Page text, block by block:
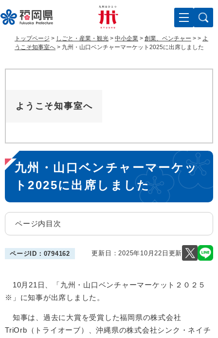
ー
ジ
ニ
ュ
トップページ > しごと・産業・観光 > 中小企業 > 創業、ベンチャー > > よ
うこそ知事室へ > 九州・山口ベンチャーマーケット2025に出席しました
ようこそ知事室へ
本
文
九州・山口ベンチャーマーケッ
ト2025に出席しました
ページ内目次
ページID：0794162 更新日：2025年10月22日更新
10月21日、「九州・山口ベンチャーマーケット２０２５
※」に知事が出席しました。
知事は、過去に大賞を受賞した福岡県の株式会社
TriOrb（トライオーブ）、沖縄県の株式会社シンク・ネイチ